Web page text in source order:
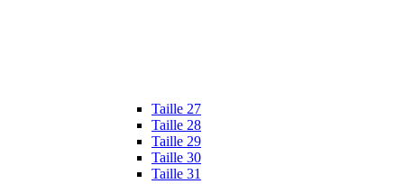
Taille 27
Taille 28
Taille 29
Taille 30
Taille 31